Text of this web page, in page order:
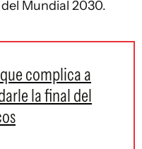
Mundial 2030.
complica a
la final del